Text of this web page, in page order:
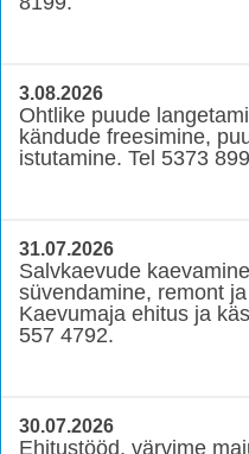
3.08.2026
Ohtlike puude
kändude freesimine,
istutamine. Tel 5373
31.07.2026
Salvkaevude
süvendamine, remont
Kaevumaja ehitus ja
557 4792.
30.07.2026
Ehitustööd, värvime